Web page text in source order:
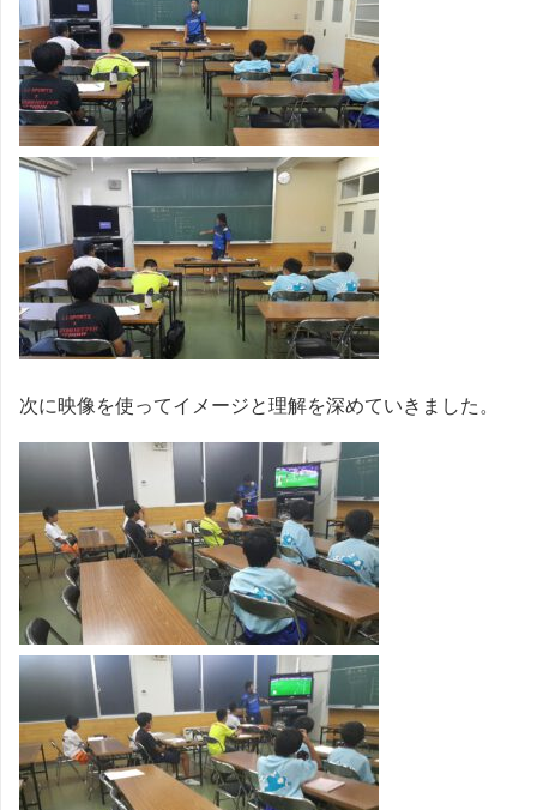
次に映像を使ってイメージと理解を深めていきました。